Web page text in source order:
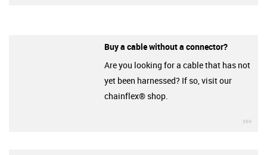
Buy a cable without a connector?
Are you looking for a cable that has not
yet been harnessed? If so, visit our
chainflex® shop.